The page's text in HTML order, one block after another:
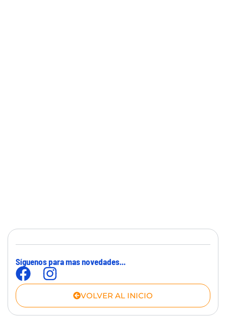
Síguenos para mas novedades...
VOLVER AL INICIO